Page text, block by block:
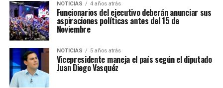
NOTICIAS 4 años atrás
Funcionarios del ejecutivo deberán anunciar sus
aspiraciones políticas antes del 15 de
Noviembre
NOTICIAS 5 años atrás
Vicepresidente maneja el país según el diputado
Juan Diego Vasquéz